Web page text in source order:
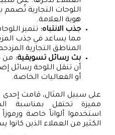
اللوحات التجارية
هوية العلامة.
جذب الانتباه: تتميز
مما يساعد في جذب
المناطق التجارية
بث رسائل تسويقية: من
أن تنقل اللوحة رسائل
أو الفعاليات الخاصة.
على سبيل المثال، قامت إحدى
مميزة تحتفل بمناسبة
استخدموا ألواناً خاصة
الكثير من العملاء الذين